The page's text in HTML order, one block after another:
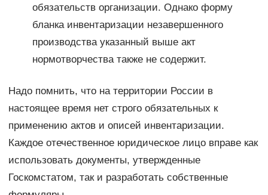
обязательств организации. Однако форму
бланка инвентаризации незавершенного
производства указанный выше акт
нормотворчества также не содержит.
Надо помнить, что на территории России в
настоящее время нет строго обязательных к
применению актов и описей инвентаризации.
Каждое отечественное юридическое лицо вправе как
использовать документы, утвержденные
Госкомстатом, так и разработать собственные